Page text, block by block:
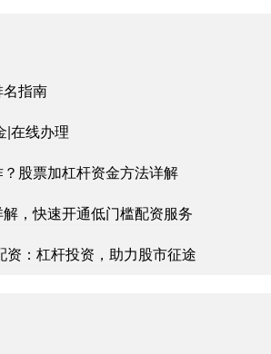
指南
|在线办理
股票加杠杆资金方法详解
，快速开通低门槛配资服务
资：杠杆投资，助力股市征途